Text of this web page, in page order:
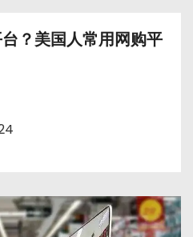
？美国人常用网购平